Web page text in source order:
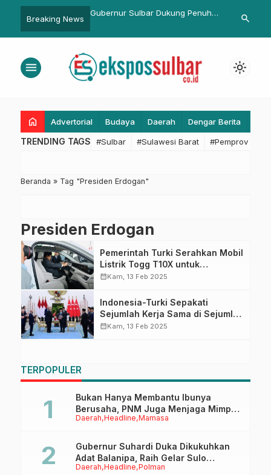
Breaking News
Amankan Eksekusi
Pembelajaran Bagi
Gubernur Sulbar Dukung Penuh
Kemiskinan Ekstrem, Siapkan
KK
Subdit
Tertib Lalu
search
menu light_mode
home Advertorial Budaya Daerah Dengar Berita
TRENDING TAGS #Sulbar #Sulawesi Barat #Pemprov
Beranda » Tag "Presiden Erdogan"
Presiden Erdogan
Pemerintah Turki Serahkan Mobil
Listrik Togg T10X untuk
Indonesia
calendar_monthKam, 13 Feb 2025
Indonesia-Turki Sepakati
Sejumlah Kerja Sama di Sejumlah
Bidang, Berikut Daftarnya
calendar_monthKam, 13 Feb 2025
TERPOPULER
Daerah Headline Mamasa
Bukan Hanya Membantu Ibunya
Berusaha, PNM Juga Menjaga Mimpi
Anaknya Untuk Menggapai Cita-Cita
Daerah Headline Polman
Gubernur Suhardi Duka Dikukuhkan
Adat Balanipa, Raih Gelar Sulo
Tappidena